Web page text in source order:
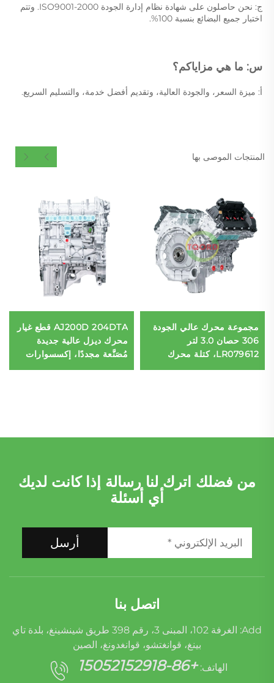
اختبار جميع البضائع بنسبة 100%.
س: ما هي مزاياكم؟
أ: ميزة السعر، والجودة العالية، وتقديم أفضل خدمة، والتسليم السريع.
المنتجات الموصى بها
مجموعة محرك عالي الجودة
306 حصان 3.0 لتر
LR079612، كتلة محرك
طويلة للسيارات مناسبة لـ
AJ200D 204DTA قطع غيار
محرك ديزل عالية جديدة
مُصَنَّعة مجددًا، إكسسوارات
سيارات للعلامة Land Rover
من فضلك اترك لنا رسالة إذا كانت لديك
أي أسئلة
أرسل
اتصل بنا
Add: الغرفة 102، المبنى 3، رقم 398 طريق شينشينغ، بلدة تاي
بينغ، قوانغتشو، قوانغدونغ، الصين
الهاتف: +86-15052152918